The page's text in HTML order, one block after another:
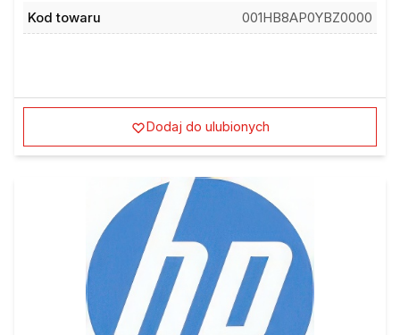
Kod towaru
001HB8AP0YBZ0000
Dodaj do ulubionych